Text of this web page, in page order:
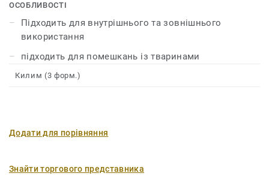
ОСОБЛИВОСТІ
Підходить для внутрішнього та зовнішнього
використання
підходить для помешкань із тваринами
Килим (3 форм.)
Додати для порівняння
Знайти торгового представника